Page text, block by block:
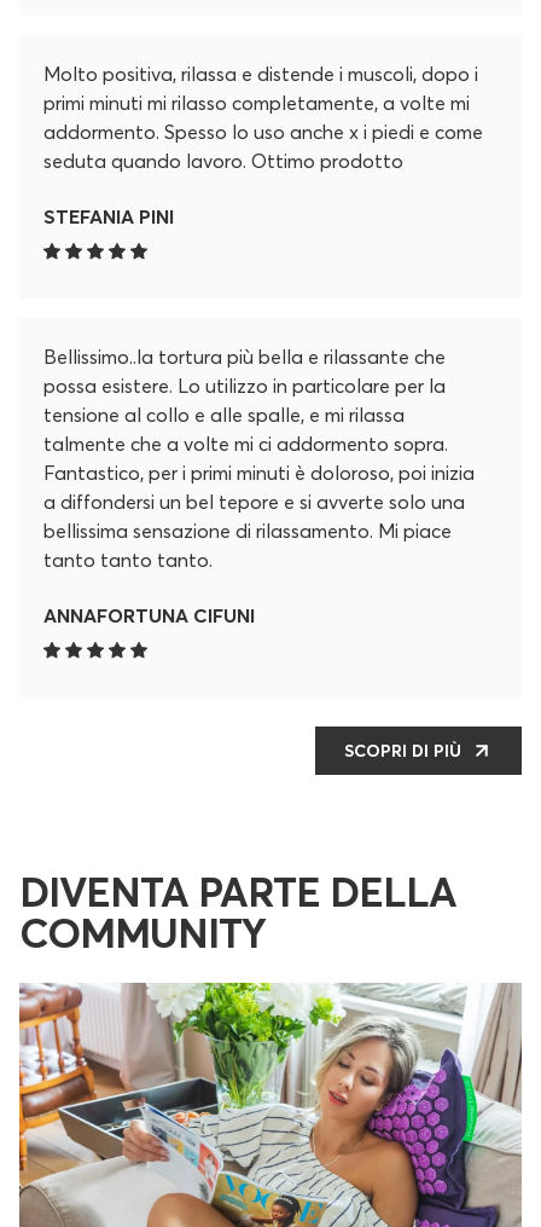
Molto positiva, rilassa e distende i muscoli, dopo i
primi minuti mi rilasso completamente, a volte mi
addormento. Spesso lo uso anche x i piedi e come
seduta quando lavoro. Ottimo prodotto
STEFANIA PINI
Bellissimo..la tortura più bella e rilassante che
possa esistere. Lo utilizzo in particolare per la
tensione al collo e alle spalle, e mi rilassa
talmente che a volte mi ci addormento sopra.
Fantastico, per i primi minuti è doloroso, poi inizia
a diffondersi un bel tepore e si avverte solo una
bellissima sensazione di rilassamento. Mi piace
tanto tanto tanto.
ANNAFORTUNA CIFUNI
SCOPRI DI PIÙ
DIVENTA PARTE DELLA
COMMUNITY